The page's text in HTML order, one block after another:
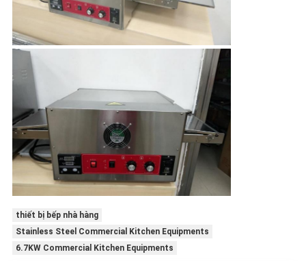
thiết bị bếp nhà hàng
Stainless Steel Commercial Kitchen Equipments
6.7KW Commercial Kitchen Equipments